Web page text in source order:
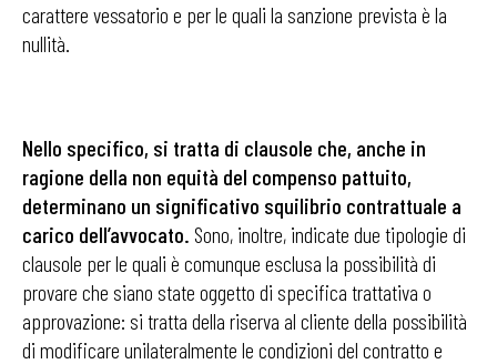
carattere vessatorio e per le quali la sanzione prevista è la
nullità.
Nello specifico, si tratta di clausole che, anche in
ragione della non equità del compenso pattuito,
determinano un significativo squilibrio contrattuale a
carico dell’avvocato. Sono, inoltre, indicate due tipologie di
clausole per le quali è comunque esclusa la possibilità di
provare che siano state oggetto di specifica trattativa o
approvazione: si tratta della riserva al cliente della possibilità
di modificare unilateralmente le condizioni del contratto e